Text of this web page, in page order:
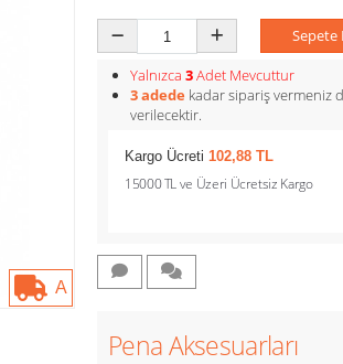
A
Sepete
Yalnızca 3Adet Mevcuttur
3 adede kadar sipariş vermeniz
verilecektir.
Kargo Ücreti 102,88 TL
15000 TL ve Üzeri Ücretsiz Kargo
Pena Aksesuarları